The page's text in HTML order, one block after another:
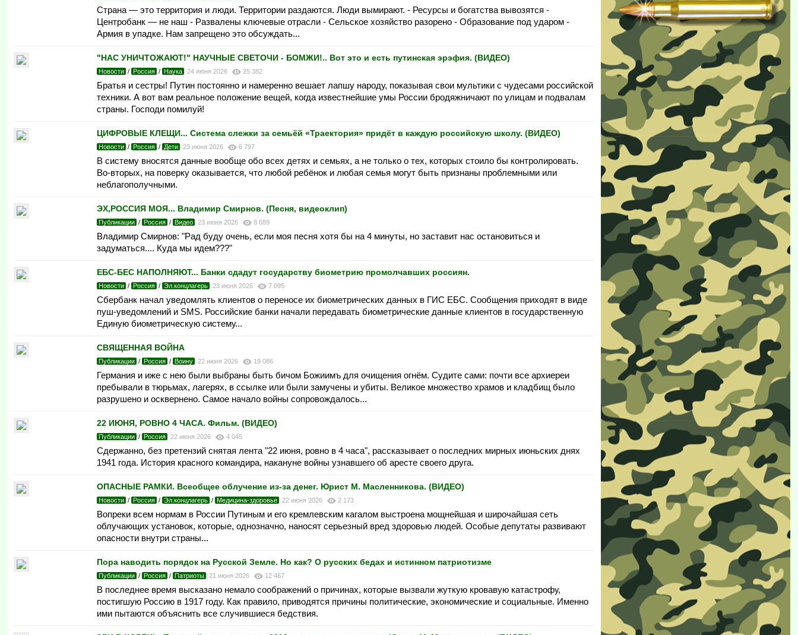
Страна — это территория и люди. Территории раздаются. Люди вымирают. - Ресурсы и богатства вывозятся -
Центробанк — не наш - Развалены ключевые отрасли - Сельское хозяйство разорено - Образование под ударом -
Армия в упадке. Нам запрещено это обсуждать...
"НАС УНИЧТОЖАЮТ!" НАУЧНЫЕ СВЕТОЧИ - БОМЖИ!.. Вот это и есть путинская эрэфия. (ВИДЕО)
Новости / Россия / Наука 24 июня 2026 25 382
Братья и сестры! Путин постоянно и намеренно вешает лапшу народу, показывая свои мультики с чудесами российской
техники. А вот вам реальное положение вещей, когда известнейшие умы России бродяжничают по улицам и подвалам
страны. Господи помилуй!
ЦИФРОВЫЕ КЛЕЩИ... Система слежки за семьёй «Траектория» придёт в каждую российскую школу. (ВИДЕО)
Новости / Россия / Дети 23 июня 2026 6 797
В систему вносятся данные вообще обо всех детях и семьях, а не только о тех, которых стоило бы контролировать.
Во-вторых, на поверку оказывается, что любой ребёнок и любая семья могут быть признаны проблемными или
неблагополучными.
ЭХ,РОССИЯ МОЯ... Владимир Смирнов. (Песня, видеоклип)
Публикации / Россия / Видео 23 июня 2026 8 689
Владимир Смирнов: "Рад буду очень, если моя песня хотя бы на 4 минуты, но заставит нас остановиться и
задуматься.... Куда мы идем??? "
ЕБС-БЕС НАПОЛНЯЮТ... Банки сдадут государству биометрию промолчавших россиян.
Новости / Россия / Эл.концлагерь 23 июня 2026 7 095
Сбербанк начал уведомлять клиентов о переносе их биометрических данных в ГИС ЕБС. Сообщения приходят в виде
пуш-уведомлений и SMS. Рос­сий­ские бан­ки на­чали пе­реда­вать био­мет­ри­чес­кие дан­ные клиен­тов в го­сударс­твен­ную
Еди­ную био­мет­ри­чес­кую сис­те­му...
СВЯЩЕННАЯ ВОЙНА
Публикации / Россия / Воину 22 июня 2026 19 086
Германия и иже с нею были выбраны быть бичом Божиимъ для очищения огнём. Судите сами: почти все архиереи
пребывали в тюрьмах, лагерях, в ссылке или были замучены и убиты. Великое множество храмов и кладбищ было
разрушено и осквернено. Самое начало войны сопровождалось...
22 ИЮНЯ, РОВНО 4 ЧАСА. Фильм. (ВИДЕО)
Публикации / Россия 22 июня 2026 4 045
Сдержанно, без претензий снятая лента "22 июня, ровно в 4 часа", рассказывает о последних мирных июньских днях
1941 года. История красного командира, накануне войны узнавшего об аресте своего друга.
ОПАСНЫЕ РАМКИ. Всеобщее облучение из-за денег. Юрист М. Масленникова. (ВИДЕО)
Новости / Россия / Эл.концлагерь / Медицина-здоровье 22 июня 2026 2 173
Вопреки всем нормам в России Путиным и его кремлевским кагалом выстроена мощнейшая и широчайшая сеть
облучающих установок, которые, однозначно, наносят серьезный вред здоровью людей. Особые депутаты развивают
опасности внутри страны...
Пора наводить порядок на Русской Земле. Но как? О русских бедах и истинном патриотизме
Публикации / Россия / Патриоты 21 июня 2026 12 467
В последнее время высказано немало соображений о причинах, которые вызвали жуткую кровавую катастрофу,
постигшую Россию в 1917 году. Как правило, приводятся причины политические, экономические и социальные. Именно
ими пытаются объяснить все случившиеся бедствия.